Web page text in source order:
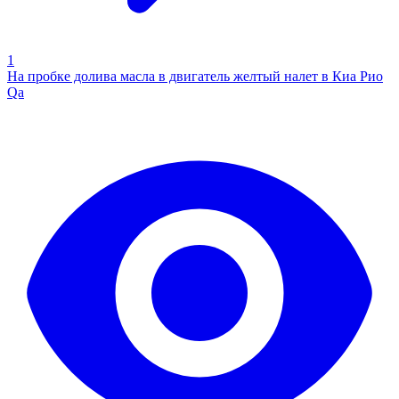
1
На пробке долива масла в двигатель желтый налет в Киа Рио
Qa